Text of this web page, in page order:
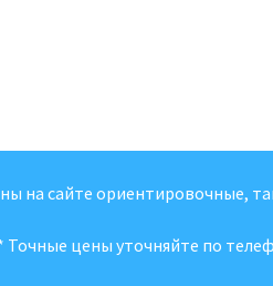
на сайте ориентировочные,
Точные цены уточняйте по